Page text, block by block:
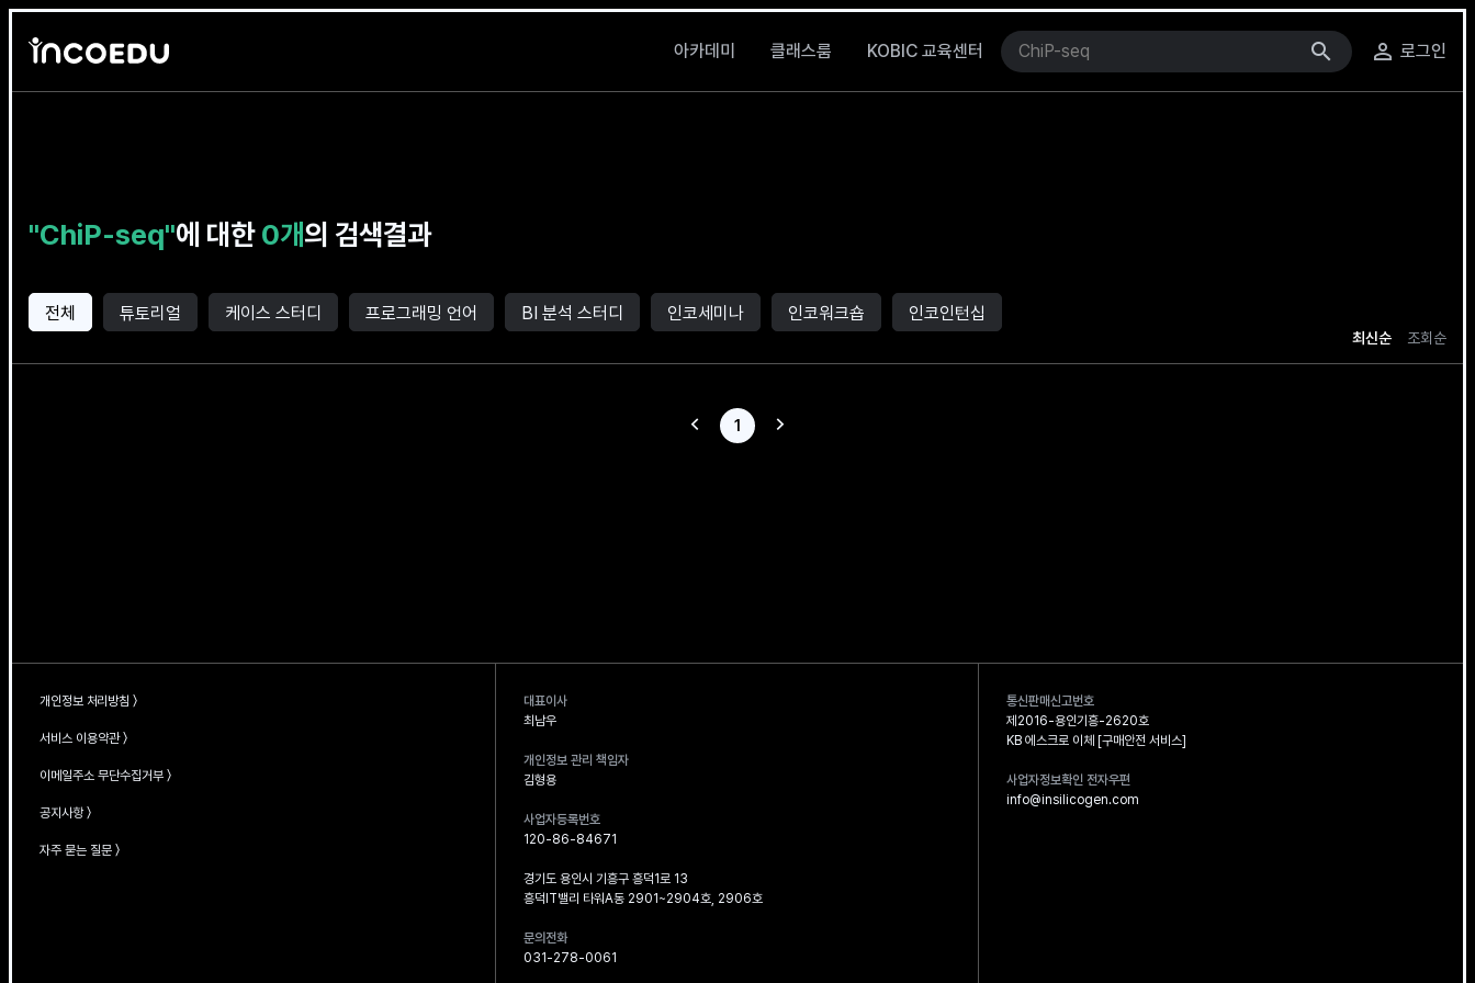
아카데미
클래스룸 KOBIC 교육센터 search person_outline 로그인
"ChiP-seq"에 대한0개의 검색결과
전체 튜토리얼 케이스 스터디 프로그래밍 언어 BI 분석 스터디 인코세미나 인코워크숍 인코인턴십
최신순 조회순
이전 페이지
1
개인정보 처리방침 〉
서비스 이용약관 〉
이메일주소 무단수집거부 〉
공지사항 〉
자주 묻는 질문 〉
대표이사
최남우
개인정보 관리 책임자
김형용
사업자등록번호
120-86-84671
경기도 용인시 기흥구 흥덕1로 13
흥덕IT밸리 타워A동 2901~2904호, 2906호
문의전화
031-278-0061
통신판매신고번호
제2016-용인기흥-2620호
KB 에스크로 이체 [구매안전 서비스]
사업자정보확인 전자우편
info@insilicogen.com